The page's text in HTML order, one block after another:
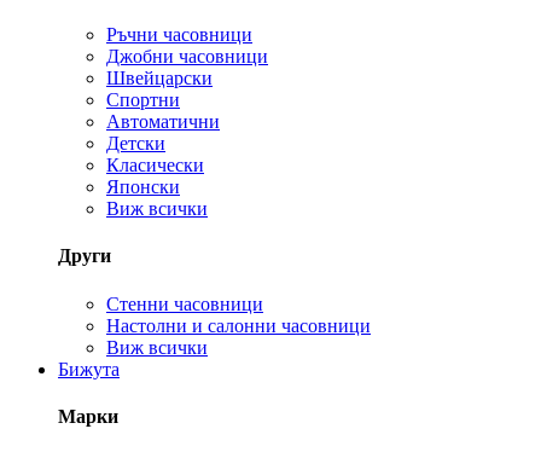
Ръчни часовници
Джобни часовници
Швейцарски
Спортни
Автоматични
Детски
Класически
Японски
Виж всички
Други
Стенни часовници
Настолни и салонни часовници
Виж всички
Бижута
Марки